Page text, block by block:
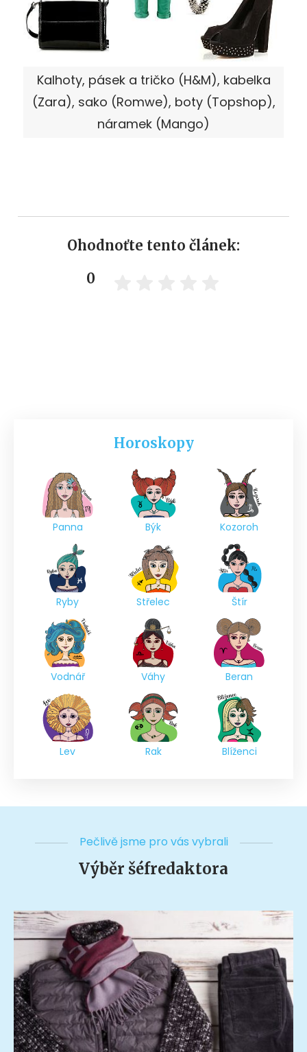
Kalhoty, pásek a tričko (H&M), kabelka
(Zara), sako (Romwe), boty (Topshop),
náramek (Mango)
Ohodnoťte tento článek:
0
Horoskopy
Panna Býk Kozoroh
Ryby Střelec Štír
Vodnář Váhy Beran
Lev Rak Blíženci
Pečlivě jsme pro vás vybrali
Výběr šéfredaktora